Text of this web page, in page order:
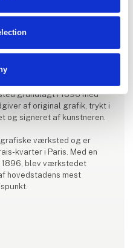
grundlagt i 1896 med
af original grafik, trykt i
og signeret af kunstneren.
værksted og er
kvarter i Paris. Med en
blev værkstedet
hovedstadens mest